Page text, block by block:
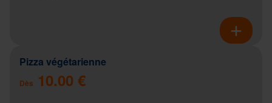
Pizza végétarienne
Dès 10.00 €